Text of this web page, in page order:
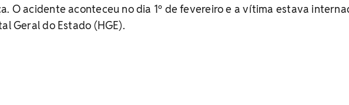
O acidente aconteceu no dia 1º de fevereiro e a vítima estava
Geral do Estado (HGE).